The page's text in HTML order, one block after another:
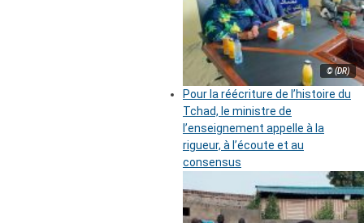
© (DR)
Pour la réécriture de l’histoire du
Tchad, le ministre de
l’enseignement appelle à la
rigueur, à l’écoute et au
consensus